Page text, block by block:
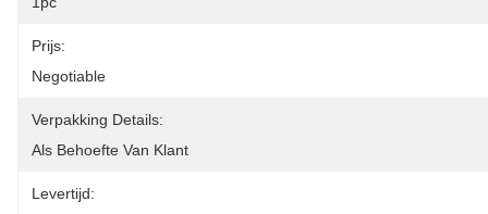
Prijs:
Negotiable
Verpakking Details:
Als Behoefte Van Klant
Levertijd: